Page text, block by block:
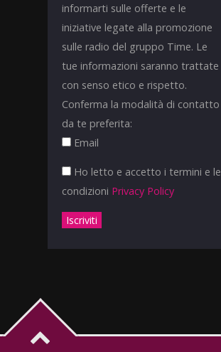
informarti sulle offerte e le
iniziative legate alla promozione
sulle radio del gruppo Time. Le
tue informazioni saranno trattate
con senso etico e rispetto.
Conferma la modalità di contatto
da te preferita:
Email
Ho letto e accetto i termini e le
condizioni Privacy Policy